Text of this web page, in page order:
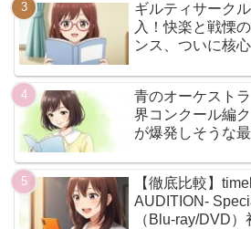
ギルティサーク
入！快楽と戦慄
ンス、ついに核心
青のオーケスト
界コンクール編
が爆発しそうな
【徹底比較】
AUDITION-
（Blu-ray/DVD